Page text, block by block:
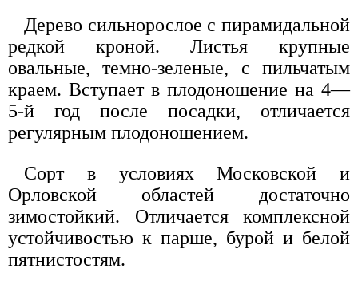
Дерево сильнорослое с пирамидальной
редкой кроной. Листья крупные
овальные, темно-зеленые, с пильчатым
краем. Вступает в плодоношение на 4—
5-й год после посадки, отличается
регулярным плодоношением.
Сорт в условиях Московской и
Орловской областей достаточно
зимостойкий. Отличается комплексной
устойчивостью к парше, бурой и белой
пятнистостям.